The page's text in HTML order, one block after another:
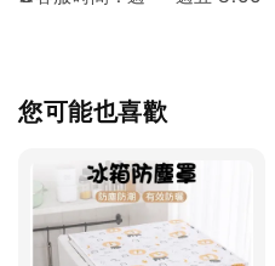
您可能也喜歡